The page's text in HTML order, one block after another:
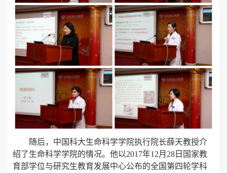
随后，中国科大生命科学学院执行院长薛天教授介
绍了生命科学学院的情况。他以2017年12月28日国家教
育部学位与研究生教育发展中心公布的全国第四轮学科